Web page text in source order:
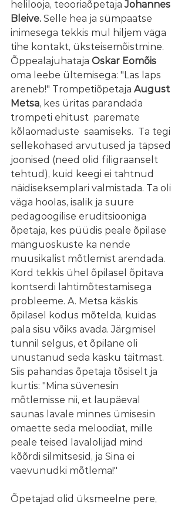
helilooja, teooriaõpetaja Johannes
Bleive. Selle hea ja sümpaatse
inimesega tekkis mul hiljem väga
tihe kontakt, üksteisemõistmine.
Õppealajuhataja Oskar Eomõis
oma leebe ültemisega: "Las laps
areneb!" Trompetiõpetaja August
Metsa, kes üritas parandada
trompeti ehitust  paremate
kõlaomaduste  saamiseks.  Ta tegi
sellekohased arvutused ja täpsed
joonised (need olid filigraanselt
tehtud), kuid keegi ei tahtnud
näidiseksemplari valmistada. Ta oli
väga hoolas, isalik ja suure
pedagoogilise eruditsiooniga
õpetaja, kes püüdis peale õpilase
mänguoskuste ka nende
muusikalist mõtlemist arendada.
Kord tekkis ühel õpilasel õpitava
kontserdi lahtimõtestamisega
probleeme. A. Metsa käskis
õpilasel kodus mõtelda, kuidas
pala sisu võiks avada. Järgmisel
tunnil selgus, et õpilane oli
unustanud seda käsku täitmast.
Siis pahandas õpetaja tõsiselt ja
kurtis: "Mina süvenesin
mõtlemisse nii, et laupäeval
saunas lavale minnes ümisesin
omaette seda meloodiat, mille
peale teised lavalolijad mind
kõõrdi silmitsesid, ja Sina ei
vaevunudki mõtlema!"
Õpetajad olid üksmeelne pere,